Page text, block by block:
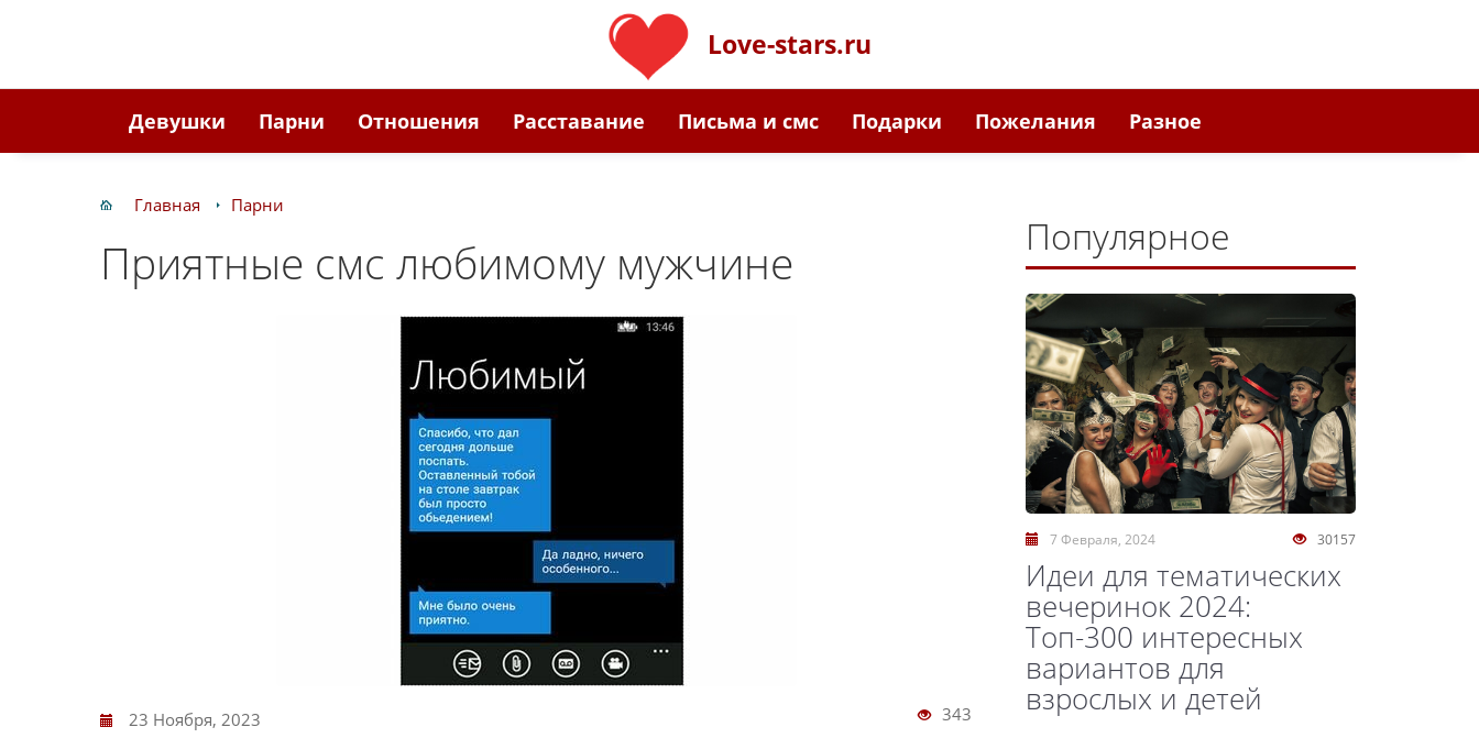
Love-stars.ru
Девушки Парни Отношения Расставание Письма и смс Подарки Пожелания Разное
Главная Парни
Приятные смс любимому мужчине
23 Ноября, 2023 343
Популярное
30157
7 Февраля, 2024
Идеи для тематических
вечеринок 2024:
Топ-300 интересных
вариантов для
взрослых и детей